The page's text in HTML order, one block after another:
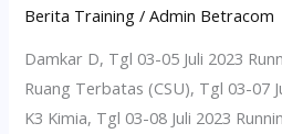
Berita Training /Admin Betracom
Damkar D, Tgl 03-05 Juli 2023
Ruang Terbatas (CSU), Tgl 03-07
K3 Kimia, Tgl 03-08 Juli 2023